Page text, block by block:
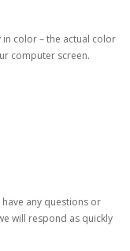
color – the actual color
computer screen.
have any questions or
will respond as quickly